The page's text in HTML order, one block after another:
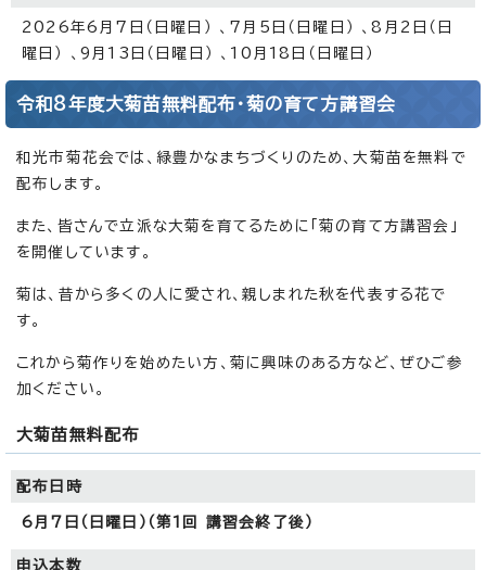
2026年6月7日（日曜日） 、7月5日（日曜日） 、8月2日（日
曜日） 、9月13日（日曜日） 、10月18日（日曜日）
令和8年度大菊苗無料配布・菊の育て方講習会
和光市菊花会では、緑豊かなまちづくりのため、大菊苗を無料で
配布します。
また、皆さんで立派な大菊を育てるために「菊の育て方講習会」
を開催しています。
菊は、昔から多くの人に愛され、親しまれた秋を代表する花で
す。
これから菊作りを始めたい方、菊に興味のある方など、ぜひご参
加ください。
大菊苗無料配布
配布日時
6月7日（日曜日）（第1回 講習会終了後）
申込本数